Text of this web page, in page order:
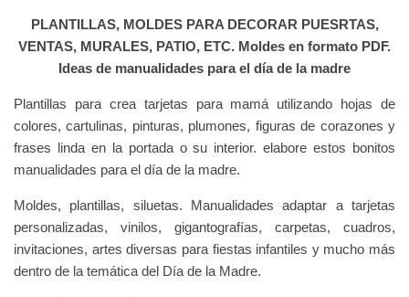
PLANTILLAS, MOLDES PARA DECORAR PUESRTAS,
VENTAS, MURALES, PATIO, ETC. Moldes en formato PDF.
Ideas de manualidades para el día de la madre
Plantillas para crea tarjetas para mamá utilizando hojas de
colores, cartulinas, pinturas, plumones, figuras de corazones y
frases linda en la portada o su interior. elabore estos bonitos
manualidades para el día de la madre.
Moldes, plantillas, siluetas. Manualidades adaptar a tarjetas
personalizadas, vinilos, gigantografías, carpetas, cuadros,
invitaciones, artes diversas para fiestas infantiles y mucho más
dentro de la temática del Día de la Madre.